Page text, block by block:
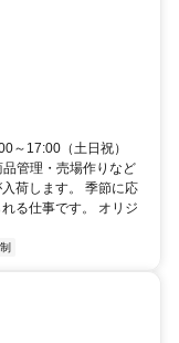
～17:00（土日祝）
管理・売場作りなど
荷します。 季節に応
る仕事です。 オリジ